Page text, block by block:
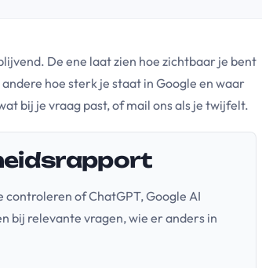
De ene laat zien hoe zichtbaar je bent
hoe sterk je staat in Google en waar
bij je vraag past, of mail ons als je twijfelt.
of ChatGPT, Google AI
bij relevante vragen, wie er anders in